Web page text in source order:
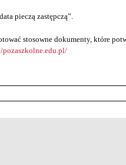
pieczą zastępczą”.
stosowne dokumenty, które
pozaszkolne.edu.pl/